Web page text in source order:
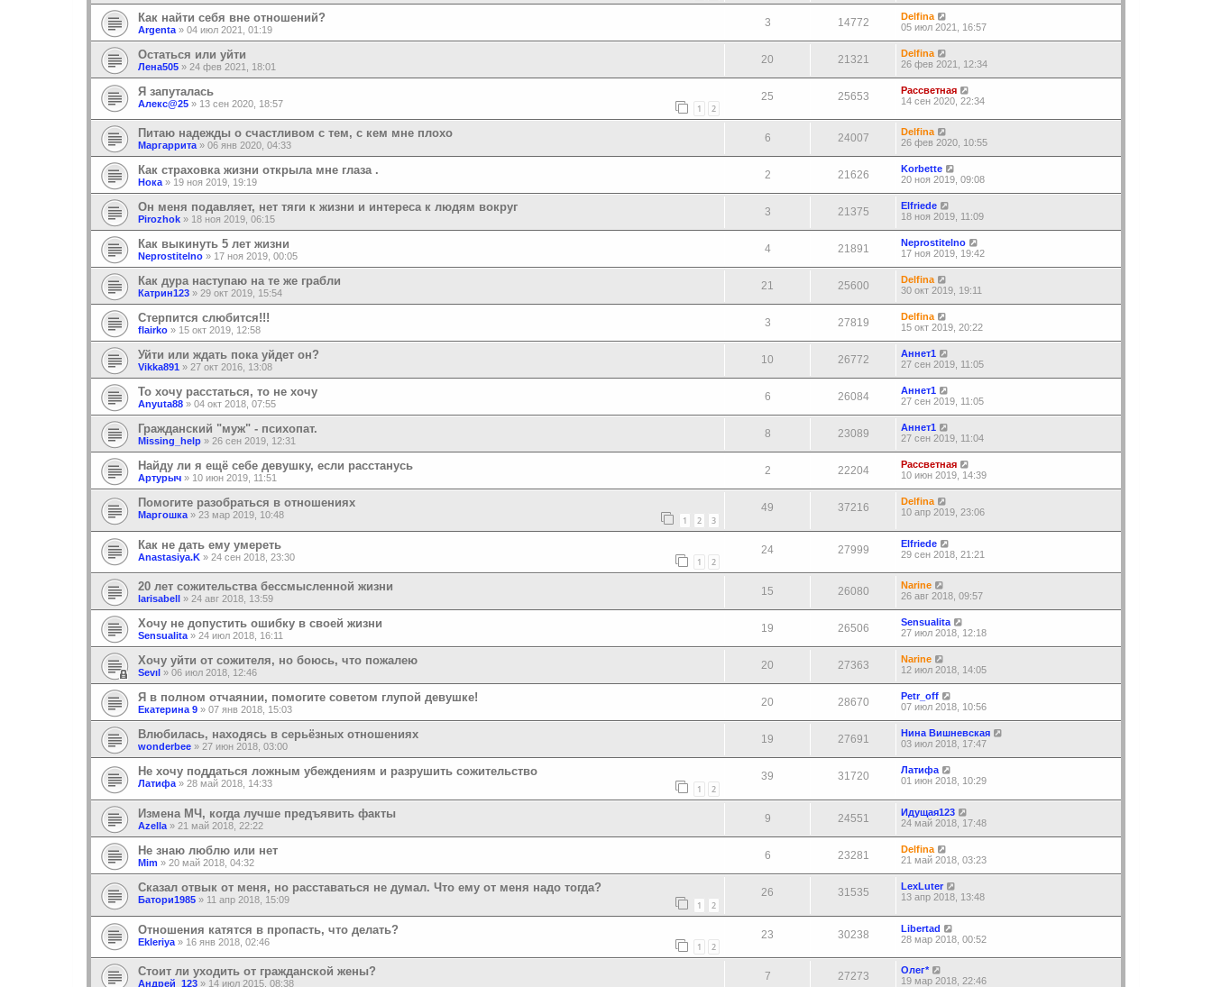
Как найти себя вне отношений?
Argenta » 04 июл 2021, 01:19
3 14772
Delfina
05 июл 2021, 16:57
Остаться или уйти
Лена505 » 24 фев 2021, 18:01
20 21321
Delfina
26 фев 2021, 12:34
Я запуталась
Алекс@25 » 13 сен 2020, 18:57 1 2
25 25653
Рассветная
14 сен 2020, 22:34
Питаю надежды о счастливом с тем, с кем мне плохо
Маргаррита » 06 янв 2020, 04:33
6 24007
Delfina
26 фев 2020, 10:55
Как страховка жизни открыла мне глаза .
Нока » 19 ноя 2019, 19:19
2 21626
Korbette
20 ноя 2019, 09:08
Он меня подавляет, нет тяги к жизни и интереса к людям вокруг
Pirozhok » 18 ноя 2019, 06:15
3 21375
Elfriede
18 ноя 2019, 11:09
Как выкинуть 5 лет жизни
Neprostitelno » 17 ноя 2019, 00:05
4 21891
Neprostitelno
17 ноя 2019, 19:42
Как дура наступаю на те же грабли
Катрин123 » 29 окт 2019, 15:54
21 25600
Delfina
30 окт 2019, 19:11
Стерпится слюбится!!!
flairko » 15 окт 2019, 12:58
3 27819
Delfina
15 окт 2019, 20:22
Уйти или ждать пока уйдет он?
Vikka891 » 27 окт 2016, 13:08
10 26772
Аннет1
27 сен 2019, 11:05
То хочу расстаться, то не хочу
Anyuta88 » 04 окт 2018, 07:55
6 26084
Аннет1
27 сен 2019, 11:05
Гражданский "муж" - психопат.
Missing_help » 26 сен 2019, 12:31
8 23089
Аннет1
27 сен 2019, 11:04
Найду ли я ещё себе девушку, если расстанусь
Артурыч » 10 июн 2019, 11:51
2 22204
Рассветная
10 июн 2019, 14:39
Помогите разобраться в отношениях
Маргошка » 23 мар 2019, 10:48 1 2 3
49 37216
Delfina
10 апр 2019, 23:06
Как не дать ему умереть
Anastasiya.K » 24 сен 2018, 23:30 1 2
24 27999
Elfriede
29 сен 2018, 21:21
20 лет сожительства бессмысленной жизни
larisabell » 24 авг 2018, 13:59
15 26080
Narine
26 авг 2018, 09:57
Хочу не допустить ошибку в своей жизни
Sensualita» 24 июл 2018, 16:11
19 26506
Sensualita
27 июл 2018, 12:18
Хочу уйти от сожителя, но боюсь, что пожалею
Sevıl » 06 июл 2018, 12:46
20 27363
Narine
12 июл 2018, 14:05
Я в полном отчаянии, помогите советом глупой девушке!
Екатерина 9 » 07 янв 2018, 15:03
20 28670
Petr_off
07 июл 2018, 10:56
Влюбилась, находясь в серьёзных отношениях
wonderbee » 27 июн 2018, 03:00
19 27691
Нина Вишневская
03 июл 2018, 17:47
Не хочу поддаться ложным убеждениям и разрушить сожительство
Латифа» 28 май 2018, 14:33 1 2
39 31720
Латифа
01 июн 2018, 10:29
Измена МЧ, когда лучше предъявить факты
Azella » 21 май 2018, 22:22
9 24551
Идущая123
24 май 2018, 17:48
Не знаю люблю или нет
Mim » 20 май 2018, 04:32
6 23281
Delfina
21 май 2018, 03:23
Сказал отвык от меня, но расставаться не думал. Что ему от меня надо тогда?
Батори1985 » 11 апр 2018, 15:09 1 2
26 31535
LexLuter
13 апр 2018, 13:48
Отношения катятся в пропасть, что делать?
Ekleriya » 16 янв 2018, 02:46 1 2
23 30238
Libertad
28 мар 2018, 00:52
Стоит ли уходить от гражданской жены?
Андрей_123 » 14 июл 2015, 08:38
7 27273
Олег*
19 мар 2018, 22:46